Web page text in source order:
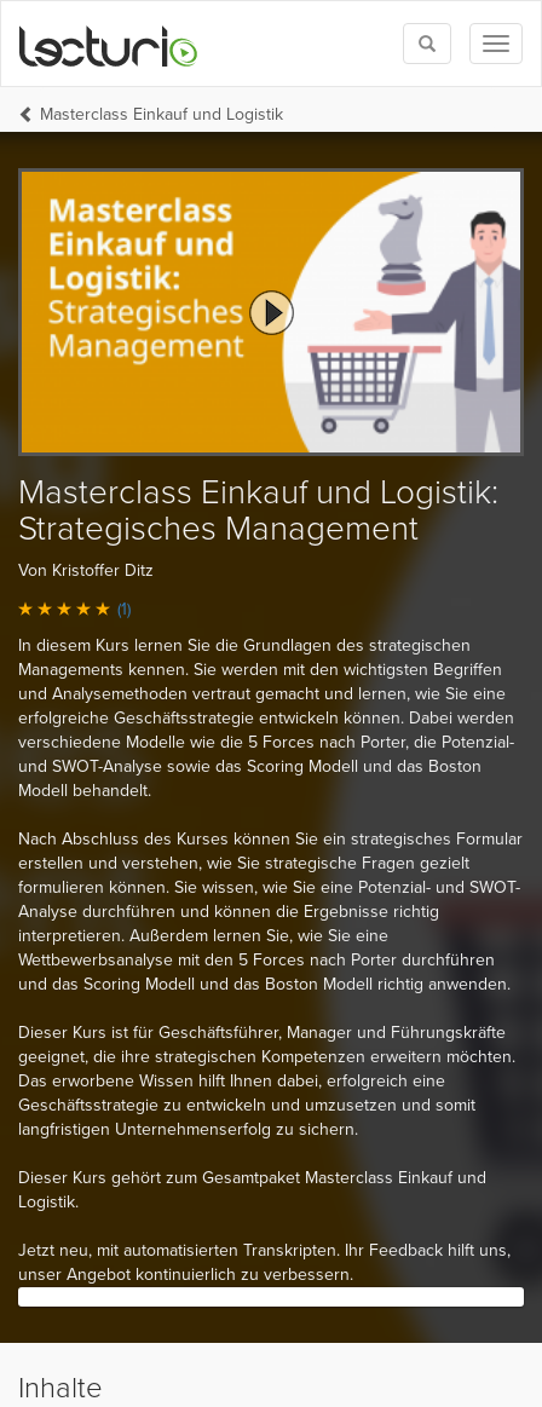
Toggle
search
Masterclass Einkauf und Logistik
Masterclass Einkauf und Logistik:
Strategisches Management
Von Kristoffer Ditz
(1)
In diesem Kurs lernen Sie die Grundlagen des strategischen
Managements kennen. Sie werden mit den wichtigsten Begriffen
und Analysemethoden vertraut gemacht und lernen, wie Sie eine
erfolgreiche Geschäftsstrategie entwickeln können. Dabei werden
verschiedene Modelle wie die 5 Forces nach Porter, die Potenzial-
und SWOT-Analyse sowie das Scoring Modell und das Boston
Modell behandelt.
Nach Abschluss des Kurses können Sie ein strategisches Formular
erstellen und verstehen, wie Sie strategische Fragen gezielt
formulieren können. Sie wissen, wie Sie eine Potenzial- und SWOT-
Analyse durchführen und können die Ergebnisse richtig
interpretieren. Außerdem lernen Sie, wie Sie eine
Wettbewerbsanalyse mit den 5 Forces nach Porter durchführen
und das Scoring Modell und das Boston Modell richtig anwenden.
Dieser Kurs ist für Geschäftsführer, Manager und Führungskräfte
geeignet, die ihre strategischen Kompetenzen erweitern möchten.
Das erworbene Wissen hilft Ihnen dabei, erfolgreich eine
Geschäftsstrategie zu entwickeln und umzusetzen und somit
langfristigen Unternehmenserfolg zu sichern.
Dieser Kurs gehört zum Gesamtpaket Masterclass Einkauf und
Logistik.
Jetzt neu, mit automatisierten Transkripten. Ihr Feedback hilft uns,
unser Angebot kontinuierlich zu verbessern.
Inhalte